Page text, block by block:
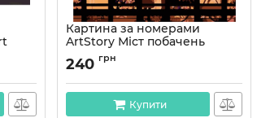
Картина за номерами
ArtStory Міст побачень
40*40см
Артикул:
240 грн
Купити